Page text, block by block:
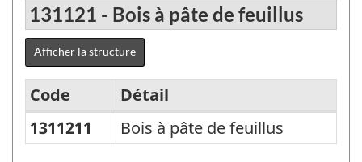
131121 - Bois à pâte de feuillus
Afficher la structure
Système
Code
Détail
1311211
Bois à pâte de feuillus